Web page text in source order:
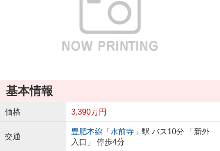
基本情報
価格 3,390万円
交通
豊肥本線 「 水前寺」駅 バス10分 「新外
入口」 停歩4分